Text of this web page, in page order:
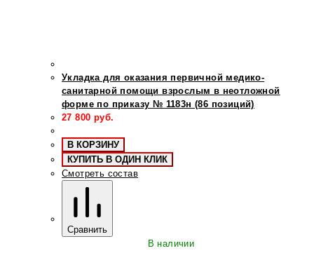
Укладка для оказания первичной медико-
санитарной помощи взрослым в неотложной
форме по приказу № 1183н (86 позиций)
27 800 руб.
В КОРЗИНУ
КУПИТЬ В ОДИН КЛИК
Смотреть состав
Сравнить
В наличии